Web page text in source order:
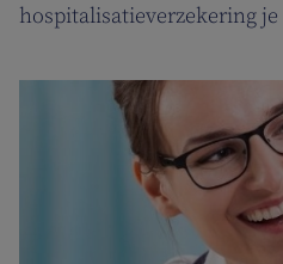
hospitalisatieverzekering